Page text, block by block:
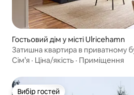
Гостьовий дім у місті Ulricehamn
Затишна квартира в приватному
Лассаліккана
Сім’я · Ціна/якість · Приміщення
Вибір гостей